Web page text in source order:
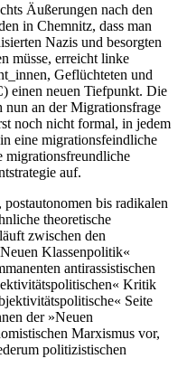
Äußerungen nach den
in Chemnitz, dass man
Nazis und besorgten
müsse, erreicht linke
Geflüchteten und
einen neuen Tiefpunkt. Die
nun an der Migrationsfrage
noch nicht formal, in jedem
eine migrationsfeindliche
migrationsfreundliche
auf.
bis radikalen
theoretische
zwischen den
Klassenpolitik«
antirassistischen
Kritik
Seite
der »Neuen
Marxismus vor,
politizistischen